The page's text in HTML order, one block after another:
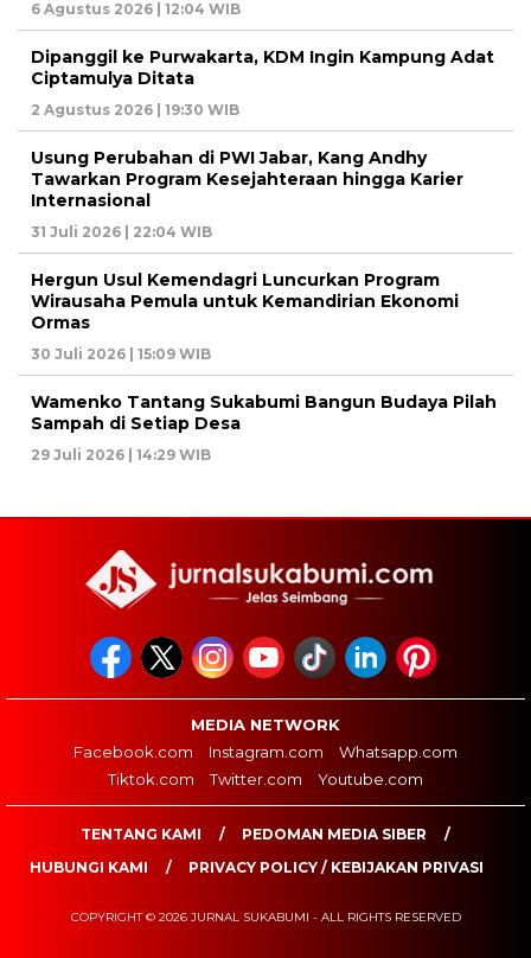
6 Agustus 2026 | 12:04 WIB
Dipanggil ke Purwakarta, KDM Ingin Kampung Adat
Ciptamulya Ditata
2 Agustus 2026 | 19:30 WIB
Usung Perubahan di PWI Jabar, Kang Andhy
Tawarkan Program Kesejahteraan hingga Karier
Internasional
31 Juli 2026 | 22:04 WIB
Hergun Usul Kemendagri Luncurkan Program
Wirausaha Pemula untuk Kemandirian Ekonomi
Ormas
30 Juli 2026 | 15:09 WIB
Wamenko Tantang Sukabumi Bangun Budaya Pilah
Sampah di Setiap Desa
29 Juli 2026 | 14:29 WIB
MEDIA NETWORK
Facebook.com
Instagram.com
Whatsapp.com
Tiktok.com
Twitter.com Youtube.com
TENTANG KAMI
PEDOMAN MEDIA SIBER
HUBUNGI KAMI
PRIVACY POLICY / KEBIJAKAN PRIVASI
COPYRIGHT © 2026 JURNAL SUKABUMI - ALL RIGHTS RESERVED